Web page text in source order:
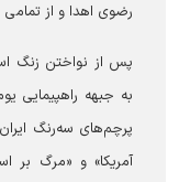
رضوی اهدا و از
پس از نواختن زنگ
پرچم‌های سه‌رنگ
آمریکا» و «مرگ بر